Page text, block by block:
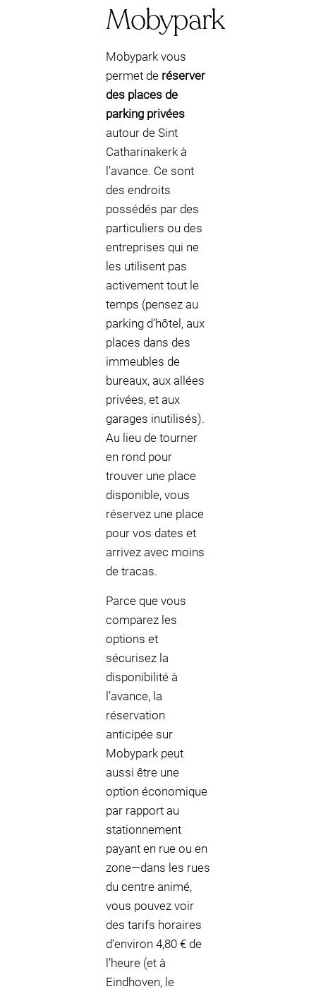
Mobypark
Mobypark vous
permet de réserver
des places de
parking privées
autour de Sint
Catharinakerk à
l’avance. Ce sont
des endroits
possédés par des
particuliers ou des
entreprises qui ne
les utilisent pas
activement tout le
temps (pensez au
parking d’hôtel, aux
places dans des
immeubles de
bureaux, aux allées
privées, et aux
garages inutilisés).
Au lieu de tourner
en rond pour
trouver une place
disponible, vous
réservez une place
pour vos dates et
arrivez avec moins
de tracas.
Parce que vous
comparez les
options et
sécurisez la
disponibilité à
l’avance, la
réservation
anticipée sur
Mobypark peut
aussi être une
option économique
par rapport au
stationnement
payant en rue ou en
zone—dans les rues
du centre animé,
vous pouvez voir
des tarifs horaires
d’environ 4,80 € de
l’heure (et à
Eindhoven, le